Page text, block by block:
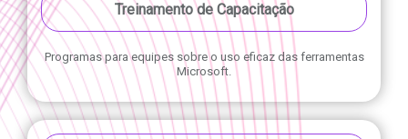
Treinamento de Capacitação
Programas para equipes sobre o uso eficaz das ferramentas
Microsoft.